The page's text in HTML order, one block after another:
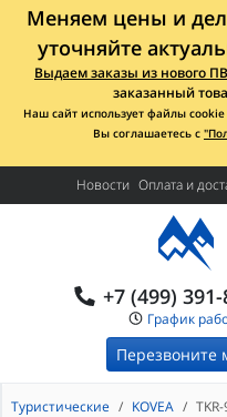
Меняем цены и
уточняйте
Выдаем заказы из нового
заказанный
Наш сайт использует файлы
Вы соглашаетесь с
Новости Оплата и
+7 (499)
График
Перезвоните
Туристические KOVEA